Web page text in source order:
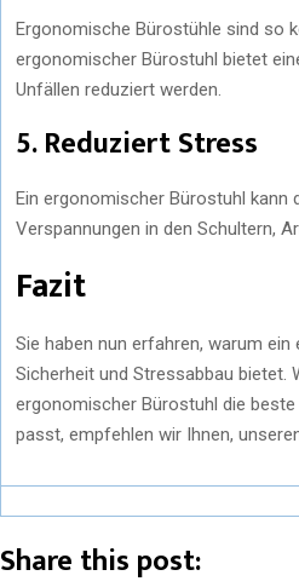
Ergonomische Bürostühle sind so
ergonomischer Bürostuhl bietet
Unfällen reduziert werden.
5. Reduziert Stress
Ein ergonomischer Bürostuhl kann
Verspannungen in den Schultern,
Fazit
Sie haben nun erfahren, warum
Sicherheit und Stressabbau bietet.
ergonomischer Bürostuhl die
passt, empfehlen wir Ihnen,
Share this post: